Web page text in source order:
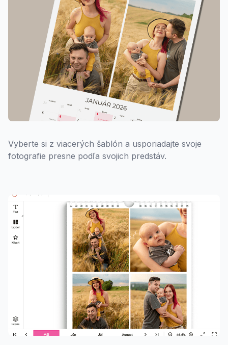
Vyberte si z viacerých šablón a usporiadajte svoje
fotografie presne podľa svojich predstáv.